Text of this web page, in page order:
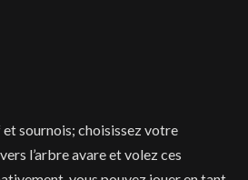
sournois; choisissez votre
l’arbre avare et volez ces